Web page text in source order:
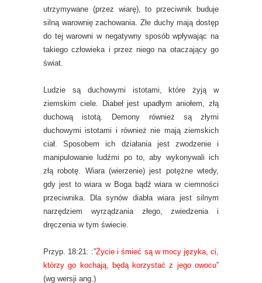
utrzymywane (przez wiarę), to przeciwnik buduje
silną warownię zachowania. Złe duchy mają dostęp
do tej warowni w negatywny sposób wpływając na
takiego człowieka i przez niego na otaczający go
świat.
Ludzie są duchowymi istotami, które żyją w
ziemskim ciele. Diabeł jest upadłym aniołem, złą
duchową istotą. Demony również są złymi
duchowymi istotami i również nie mają ziemskich
ciał. Sposobem ich działania jest zwodzenie i
manipulowanie ludźmi po to, aby wykonywali ich
złą robotę. Wiara (wierzenie) jest potężne wtedy,
gdy jest to wiara w Boga bądź wiara w ciemności
przeciwnika. Dla synów diabła wiara jest silnym
narzędziem wyrządzania złego, zwiedzenia i
dręczenia w tym świecie.
Przyp. 18:21: :”Życie i śmieć są w mocy języka, ci,
którzy go kochają, będą korzystać z jego owocu”
(wg wersji ang.)